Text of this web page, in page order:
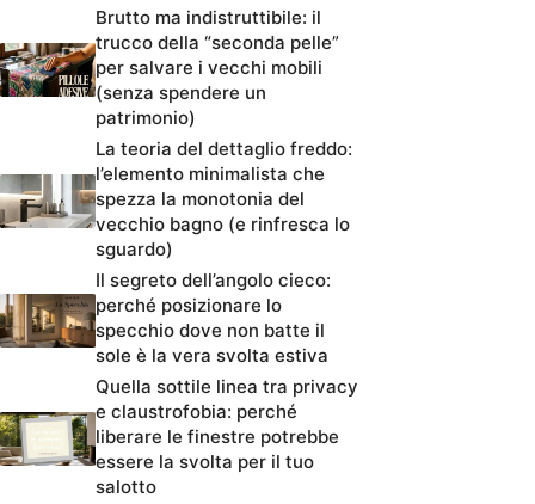
Brutto ma indistruttibile: il
trucco della “seconda pelle”
per salvare i vecchi mobili
(senza spendere un
patrimonio)
La teoria del dettaglio freddo:
l’elemento minimalista che
spezza la monotonia del
vecchio bagno (e rinfresca lo
sguardo)
Il segreto dell’angolo cieco:
perché posizionare lo
specchio dove non batte il
sole è la vera svolta estiva
Quella sottile linea tra privacy
e claustrofobia: perché
liberare le finestre potrebbe
essere la svolta per il tuo
salotto